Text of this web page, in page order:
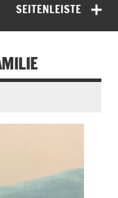
SEITENLEISTE